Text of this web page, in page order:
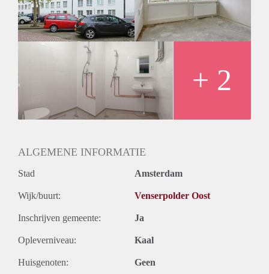
Oplevering
Kaal
+ 2
ALGEMENE INFORMATIE
Stad Amsterdam
Wijk/buurt: Venserpolder Oost
Inschrijven gemeente: Ja
Opleverniveau: Kaal
Huisgenoten: Geen